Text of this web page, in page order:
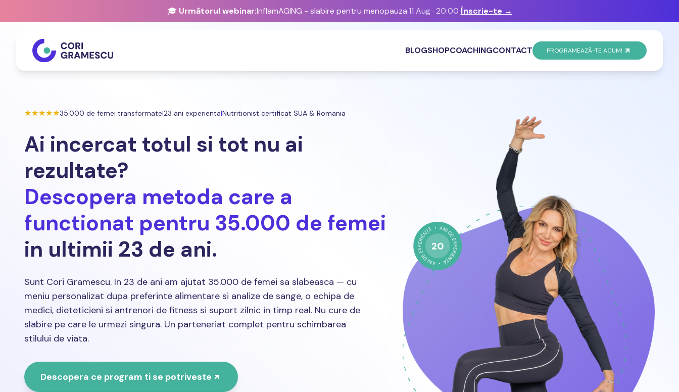
🎓 Următorul webinar:InflamAGING - slabire pentru menopauza·11 Aug · 20:00 Înscrie-te →
BLOGSHOPCOACHINGCONTACT PROGRAMEAZĂ-TE ACUM!
★★★★★35.000 de femei transformate|23 ani experienta|Nutritionist certificat SUA & Romania
Ai incercat totul si tot nu ai
rezultate?
Descopera metoda care a
functionat pentru 35.000 de femei
in ultimii 23 de ani.
Sunt Cori Gramescu. In 23 de ani am ajutat 35.000 de femei sa slabeasca — cu
meniu personalizat dupa preferinte alimentare si analize de sange, o echipa de
medici, dieteticieni si antrenori de fitness si suport zilnic in timp real. Nu cure de
slabire pe care le urmezi singura. Un parteneriat complet pentru schimbarea
stilului de viata.
Descopera ce program ti se potriveste